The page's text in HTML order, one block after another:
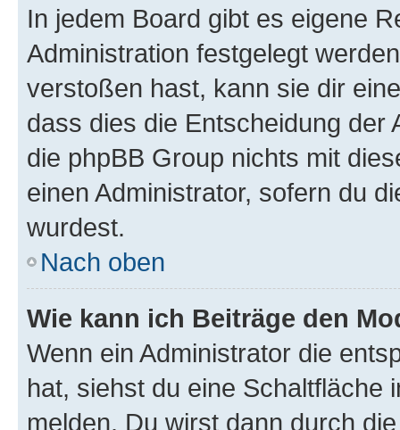
In jedem Board gibt es eigene
Administration festgelegt
verstoßen hast, kann sie dir
dass dies die Entscheidung der
die phpBB Group nichts mit
einen Administrator, sofern du
wurdest.
Nach oben
Wie kann ich Beiträge den
Wenn ein Administrator die
hat, siehst du eine Schaltfläche
melden. Du wirst dann durch